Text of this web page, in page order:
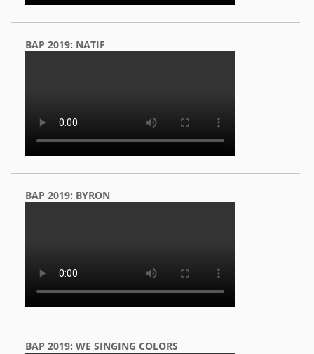
BAP 2019: NATIF
BAP 2019: BYRON
BAP 2019: WE SINGING COLORS